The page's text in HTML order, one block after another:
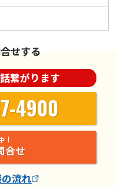
せする
繋がります
4900
合せ
流れ